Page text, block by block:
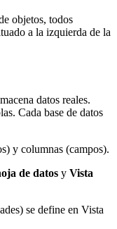
objetos, todos
a la izquierda de la
datos reales.
Cada base de datos
y columnas (campos).
de datos y Vista
se define en Vista